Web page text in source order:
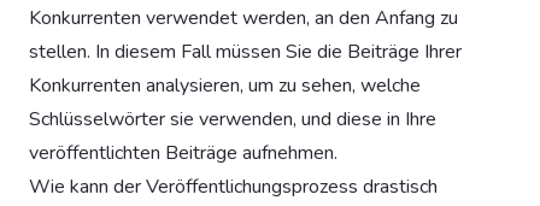
Konkurrenten verwendet werden, an den Anfang zu
stellen. In diesem Fall müssen Sie die Beiträge Ihrer
Konkurrenten analysieren, um zu sehen, welche
Schlüsselwörter sie verwenden, und diese in Ihre
veröffentlichten Beiträge aufnehmen.
Wie kann der Veröffentlichungsprozess drastisch